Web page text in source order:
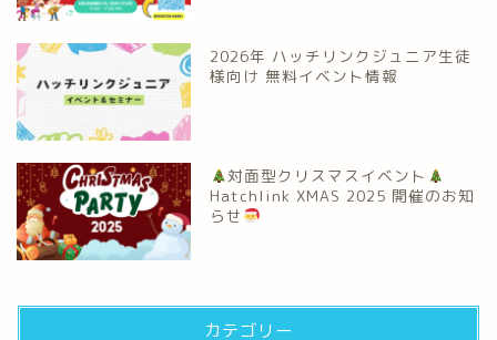
2026年 ハッチリンクジュニア生徒
様向け 無料イベント情報
対面型クリスマスイベント
Hatchlink XMAS 2025 開催のお知
らせ
カテゴリー